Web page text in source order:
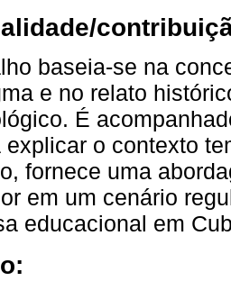
baseia-se na
e no relato
É
explicar o contexto
fornece uma
em um cenário
educacional em